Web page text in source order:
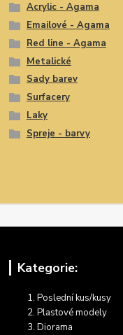
Acrylic - Agama
Emailové - Agama
Red line - Agama
Metalické
Sady barev
Surfacery
Laky
Spreje - barvy
Kategorie:
Poslední kus/kusy
Plastové modely
Diorama